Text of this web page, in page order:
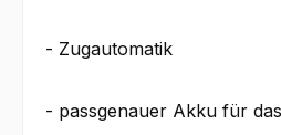
- Zugautomatik
- passgenauer Akku für